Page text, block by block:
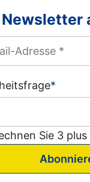
*
Sie 3 plus